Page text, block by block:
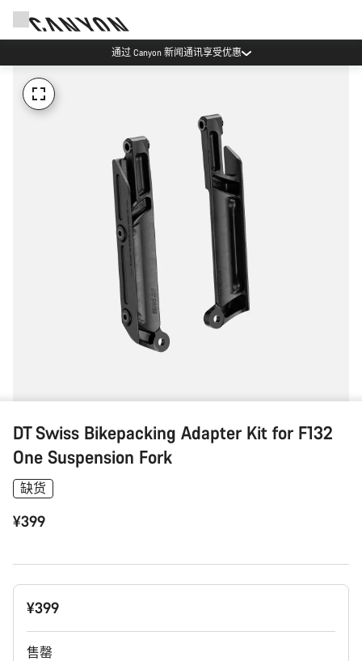
通过 Canyon 新闻通讯享受优惠
DT Swiss Bikepacking Adapter Kit for F132
One Suspension Fork
缺货
¥399
产
¥399
售罄